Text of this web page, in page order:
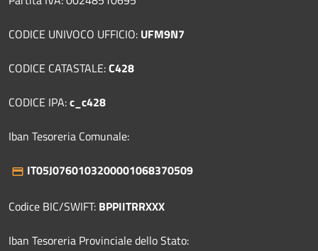
CODICE UNIVOCO UFFICIO: UFM9N7
CODICE CATASTALE:C428
CODICE IPA:c_c428
Iban Tesoreria Comunale:
IT05J0760103200001068370509
Codice BIC/SWIFT: BPPIITRRXXX
Iban Tesoreria Provinciale dello Stato: